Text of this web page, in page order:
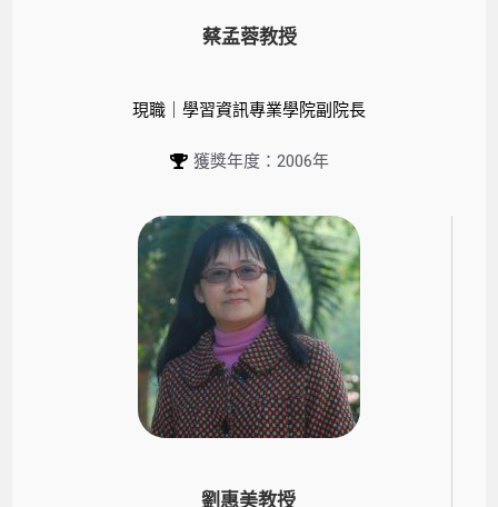
蔡孟蓉教授
現職｜學習資訊專業學院副院長
獲獎年度：2006年
劉惠美教授